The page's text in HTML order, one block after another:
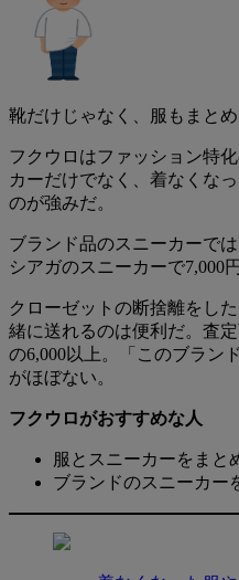
靴だけじゃなく、服もまと
フクウロはファッション特
カーだけでなく、着なくな
のが強みだ。
ブランド品のスニーカーで
シアガのスニーカーで7,000
クローゼットの断捨離をし
緒に送れるのは便利だ。査
の6,000以上。「このブラン
がほぼない。
フクウロがおすすめな人
服とスニーカーをまと
ブランドのスニーカー